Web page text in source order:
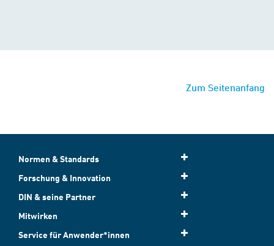
Zum Seitenanfang
Normen & Standards
Forschung & Innovation
DIN & seine Partner
Mitwirken
Service für Anwender*innen